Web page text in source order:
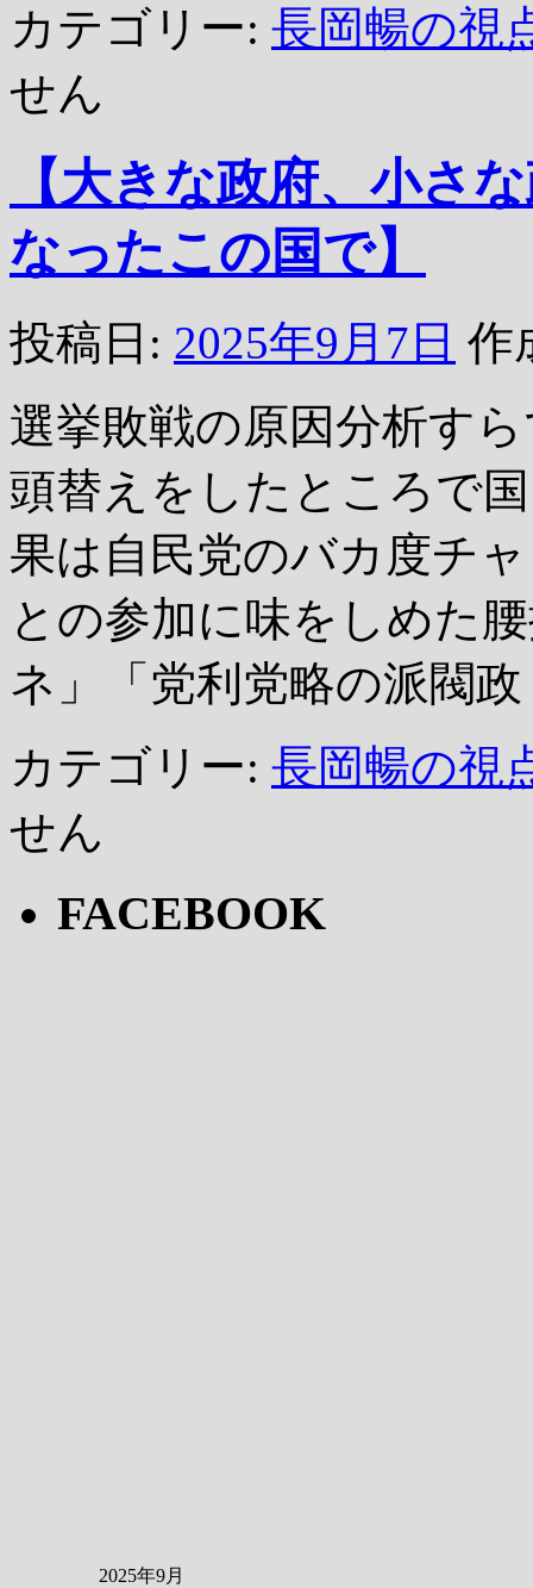
カテゴリー: 長岡暢の視
せん
【大きな政府、小さ
なったこの国で】
投稿日: 2025年9月7日 作
選挙敗戦の原因分析す
頭替えをしたところで
果は自民党のバカ度チ
との参加に味をしめた
ネ」「党利党略の派閥
カテゴリー: 長岡暢の視
せん
FACEBOOK
2025年9月